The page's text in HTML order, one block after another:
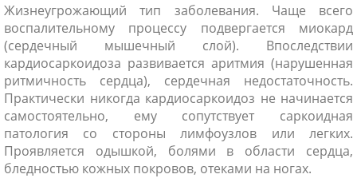
Жизнеугрожающий тип заболевания. Чаще всего
воспалительному процессу подвергается миокард
(сердечный мышечный слой). Впоследствии
кардиосаркоидоза развивается аритмия (нарушенная
ритмичность сердца), сердечная недостаточность.
Практически никогда кардиосаркоидоз не начинается
самостоятельно, ему сопутствует саркоидная
патология со стороны лимфоузлов или легких.
Проявляется одышкой, болями в области сердца,
бледностью кожных покровов, отеками на ногах.